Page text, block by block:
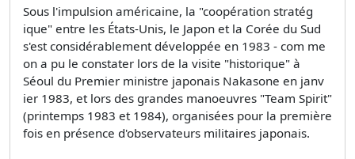
Sous l'impulsion américaine, la "coopération stratég
ique" entre les États-Unis, le Japon et la Corée du Sud
s'est considérablement développée en 1983 - com me
on a pu le constater lors de la visite "historique" à
Séoul du Premier ministre japonais Nakasone en janv
ier 1983, et lors des grandes manoeuvres "Team Spirit"
(printemps 1983 et 1984), organisées pour la première
fois en présence d'observateurs militaires japonais.